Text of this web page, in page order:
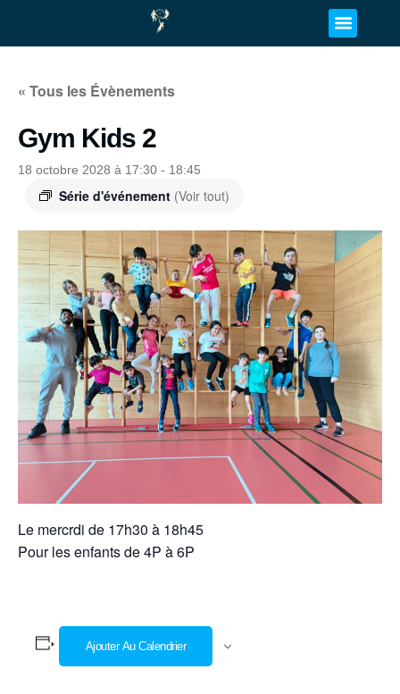
« Tous les Évènements
Gym Kids 2
18 octobre 2028 à 17:30 - 18:45
Série d'événement (Voir tout)
Le mercrdi de 17h30 à 18h45
Pour les enfants de 4P à 6P
Ajouter Au Calendrier